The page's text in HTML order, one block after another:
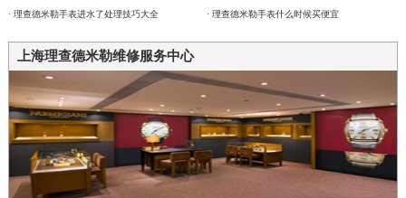
· 理查德米勒手表进水了处理技巧大全 · 理查德米勒手表什么时候买便宜
上海理查德米勒维修服务中心